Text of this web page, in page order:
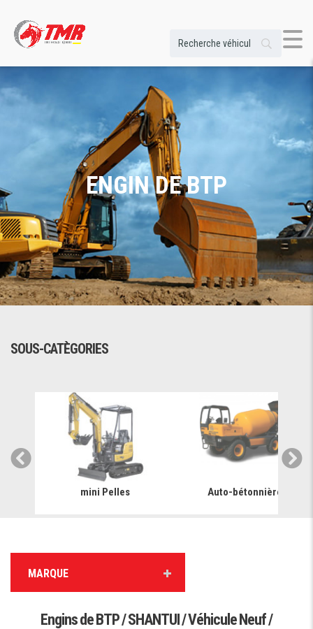
ENGIN DE BTP
SOUS-CATÈGORIES
mini Pelles Auto-bétonnière
MARQUE
Engins de BTP / SHANTUI / Véhicule Neuf /